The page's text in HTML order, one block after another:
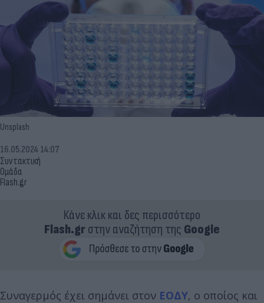
Unsplash
Συντακτική
Ομάδα
Flash.gr
16.05.2024 14:07
Κάνε κλικ και δες περισσότερο
Flash.grστην αναζήτηση της Google
Συναγερμός έχει σημάνει στον ΕΟΔΥ, ο οποίος και